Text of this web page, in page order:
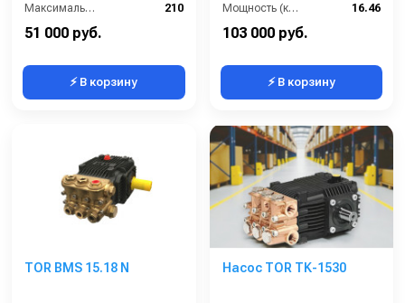
Максимальное давление воды (бар):
210
51 000 руб.
⚡ В корзину
Мощность (кВт):
16.46
103 000 руб.
⚡ В корзину
TOR BMS 15.18 N Насос TOR TK-1530